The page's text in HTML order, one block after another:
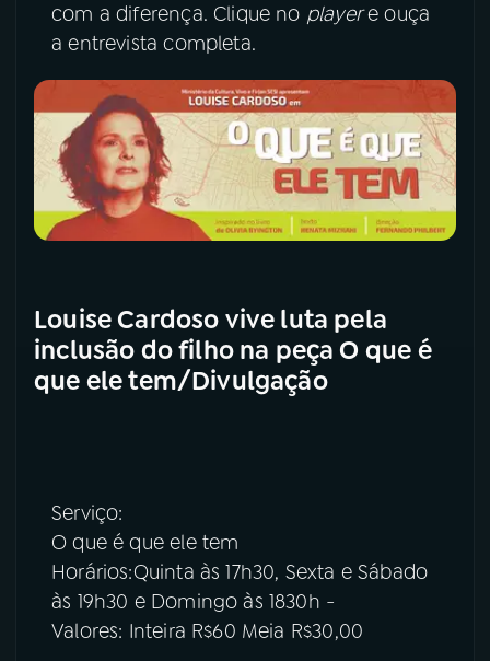
com a diferença. Clique no playere ouça
a entrevista completa.
Louise Cardoso vive luta pela
inclusão do filho na peça O que é
que ele tem/Divulgação
Serviço:
O que é que ele tem
Horários:Quinta às 17h30, Sexta e Sábado
às 19h30 e Domingo às 1830h -
Valores: Inteira R$60 Meia R$30,00